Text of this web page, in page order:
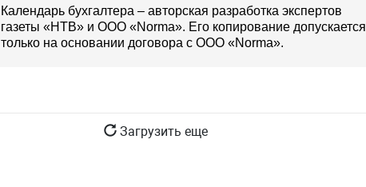
Календарь бухгалтера – авторская разработка экспертов
газеты «НТВ» и ООО «Norma». Его копирование допускается
только на основании договора с ООО «Norma».
Загрузить еще